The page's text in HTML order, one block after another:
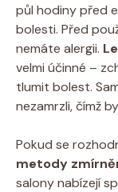
půl hodiny⁣ před
bolesti. Před
nemáte​ alergii.
velmi ​účinné –
tlumit bolest.⁢
nezamrzli, čímž
Pokud‌ se
metody
salony nabízejí